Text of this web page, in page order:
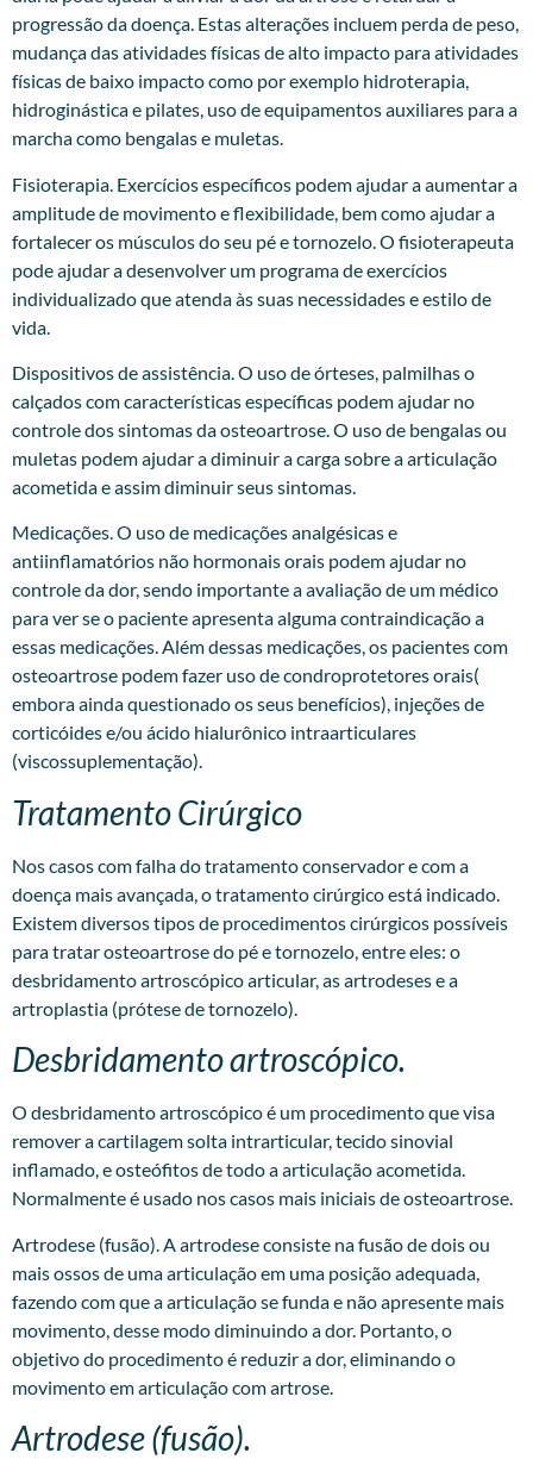
progressão da doença. Estas alterações incluem perda de peso,
mudança das atividades físicas de alto impacto para atividades
físicas de baixo impacto como por exemplo hidroterapia,
hidroginástica e pilates, uso de equipamentos auxiliares para a
marcha como bengalas e muletas.
Fisioterapia. Exercícios específicos podem ajudar a aumentar a
amplitude de movimento e flexibilidade, bem como ajudar a
fortalecer os músculos do seu pé e tornozelo. O fisioterapeuta
pode ajudar a desenvolver um programa de exercícios
individualizado que atenda às suas necessidades e estilo de
vida.
Dispositivos de assistência. O uso de órteses, palmilhas o
calçados com características específicas podem ajudar no
controle dos sintomas da osteoartrose. O uso de bengalas ou
muletas podem ajudar a diminuir a carga sobre a articulação
acometida e assim diminuir seus sintomas.
Medicações. O uso de medicações analgésicas e
antiinflamatórios não hormonais orais podem ajudar no
controle da dor, sendo importante a avaliação de um médico
para ver se o paciente apresenta alguma contraindicação a
essas medicações. Além dessas medicações, os pacientes com
osteoartrose podem fazer uso de condroprotetores orais(
embora ainda questionado os seus benefícios), injeções de
corticóides e/ou ácido hialurônico intraarticulares
(viscossuplementação).
Tratamento Cirúrgico
Nos casos com falha do tratamento conservador e com a
doença mais avançada, o tratamento cirúrgico está indicado.
Existem diversos tipos de procedimentos cirúrgicos possíveis
para tratar osteoartrose do pé e tornozelo, entre eles: o
desbridamento artroscópico articular, as artrodeses e a
artroplastia (prótese de tornozelo).
Desbridamento artroscópico.
O desbridamento artroscópico é um procedimento que visa
remover a cartilagem solta intrarticular, tecido sinovial
inflamado, e osteófitos de todo a articulação acometida.
Normalmente é usado nos casos mais iniciais de osteoartrose.
Artrodese (fusão). A artrodese consiste na fusão de dois ou
mais ossos de uma articulação em uma posição adequada,
fazendo com que a articulação se funda e não apresente mais
movimento, desse modo diminuindo a dor. Portanto, o
objetivo do procedimento é reduzir a dor, eliminando o
movimento em articulação com artrose.
Artrodese (fusão).